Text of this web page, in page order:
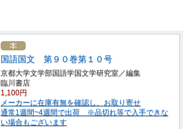
国語国文 第９０巻第１０号
京都大学文学部国語学国文学研究室／編集
臨川書店
1,100円
メーカーに在庫有無を確認し、お取り寄せ
通常1週間~4週間で出荷 ※品切れ等で入手できな
い場合もございます